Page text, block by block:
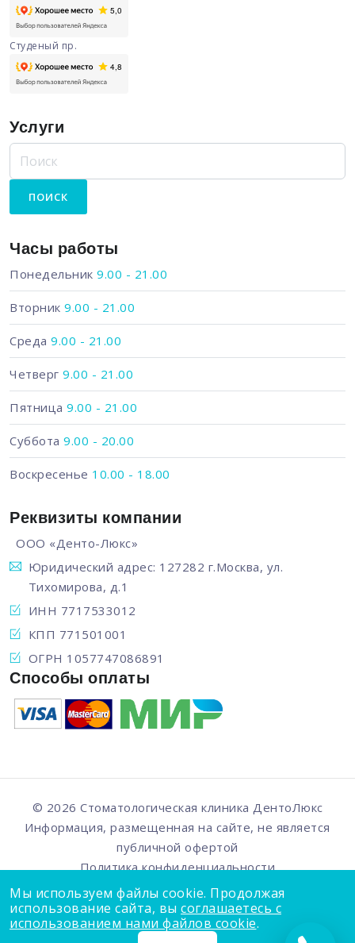
Студеный пр.
Услуги
Часы работы
Понедельник 9.00 - 21.00
Вторник 9.00 - 21.00
Среда 9.00 - 21.00
Четверг 9.00 - 21.00
Пятница 9.00 - 21.00
Суббота 9.00 - 20.00
Воскресенье 10.00 - 18.00
Реквизиты компании
ООО «Денто-Люкс»
Юридический адрес: 127282 г.Москва, ул.
Тихомирова, д.1
ИНН 7717533012
КПП 771501001
ОГРН 1057747086891
Способы оплаты
© 2026 Стоматологическая клиника ДентоЛюкс
Информация, размещенная на сайте, не является
публичной офертой
Политика конфиденциальности
О технологии куки
Мы используем файлы cookie. Продолжая
использование сайта, вы соглашаетесь с
использованием нами файлов cookie.